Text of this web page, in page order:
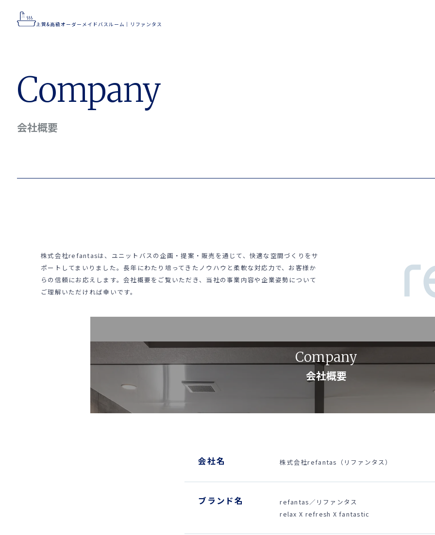
上質&高級オーダーメイドバスルーム｜リファンタス
Concept
Company
会社概要
株式会社refantasは、ユニットバスの企画・提案・販売を通じて、快適な空間づくりをサ
ポートしてまいりました。長年にわたり培ってきたノウハウと柔軟な対応力で、お客様か
らの信頼にお応えします。会社概要をご覧いただき、当社の事業内容や企業姿勢について
ご理解いただければ幸いです。
Company
会社概要
会社名 株式会社refantas（リファンタス）
ブランド名
refantas／リファンタス
relax X refresh X fantastic